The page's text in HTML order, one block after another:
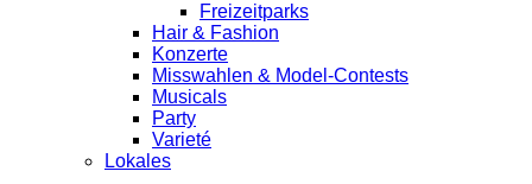
Freizeitparks
Hair & Fashion
Konzerte
Misswahlen & Model-Contests
Musicals
Party
Varieté
Lokales